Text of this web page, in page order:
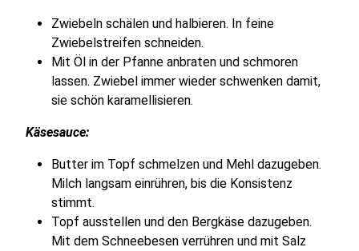
Zwiebeln schälen und halbieren. In feine
Zwiebelstreifen schneiden.
Mit Öl in der Pfanne anbraten und schmoren
lassen. Zwiebel immer wieder schwenken damit,
sie schön karamellisieren.
Käsesauce:
Butter im Topf schmelzen und Mehl dazugeben.
Milch langsam einrühren, bis die Konsistenz
stimmt.
Topf ausstellen und den Bergkäse dazugeben.
Mit dem Schneebesen verrühren und mit Salz